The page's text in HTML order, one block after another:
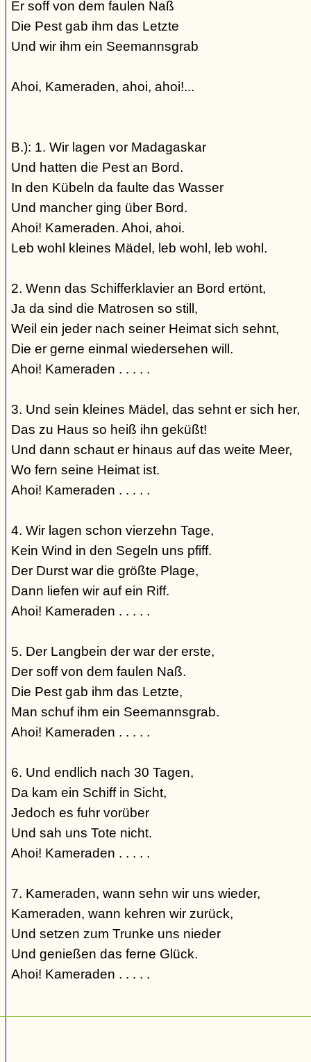
Er soff von dem faulen Naß
Die Pest gab ihm das Letzte
Und wir ihm ein Seemannsgrab
Ahoi, Kameraden, ahoi, ahoi!...
B.): 1. Wir lagen vor Madagaskar
Und hatten die Pest an Bord.
In den Kübeln da faulte das Wasser
Und mancher ging über Bord.
Ahoi! Kameraden. Ahoi, ahoi.
Leb wohl kleines Mädel, leb wohl, leb wohl.
2. Wenn das Schifferklavier an Bord ertönt,
Ja da sind die Matrosen so still,
Weil ein jeder nach seiner Heimat sich sehnt,
Die er gerne einmal wiedersehen will.
Ahoi! Kameraden . . . . .
3. Und sein kleines Mädel, das sehnt er sich her,
Das zu Haus so heiß ihn geküßt!
Und dann schaut er hinaus auf das weite Meer,
Wo fern seine Heimat ist.
Ahoi! Kameraden . . . . .
4. Wir lagen schon vierzehn Tage,
Kein Wind in den Segeln uns pfiff.
Der Durst war die größte Plage,
Dann liefen wir auf ein Riff.
Ahoi! Kameraden . . . . .
5. Der Langbein der war der erste,
Der soff von dem faulen Naß.
Die Pest gab ihm das Letzte,
Man schuf ihm ein Seemannsgrab.
Ahoi! Kameraden . . . . .
6. Und endlich nach 30 Tagen,
Da kam ein Schiff in Sicht,
Jedoch es fuhr vorüber
Und sah uns Tote nicht.
Ahoi! Kameraden . . . . .
7. Kameraden, wann sehn wir uns wieder,
Kameraden, wann kehren wir zurück,
Und setzen zum Trunke uns nieder
Und genießen das ferne Glück.
Ahoi! Kameraden . . . . .